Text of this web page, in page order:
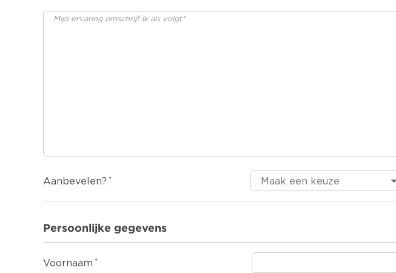
Aanbevelen?
Persoonlijke gegevens
Voornaam